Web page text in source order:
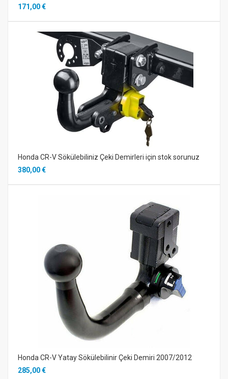
171,00 €
Honda CR-V Sökülebiliniz Çeki Demirleri için stok sorunuz
380,00 €
Honda CR-V Yatay Sökülebilinir Çeki Demiri 2007/2012
285,00 €